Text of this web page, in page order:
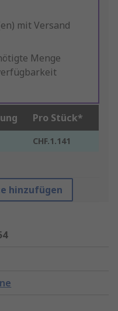
mit Versand
Menge
Pro Stück*
CHF.1.141
hinzufügen